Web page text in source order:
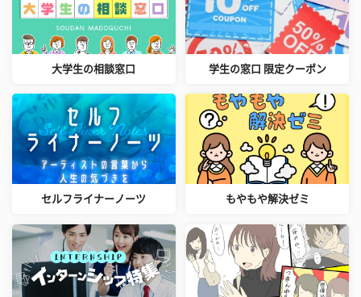
大学生の相談窓口 学生の窓口 限定クーポン
セルフライナーノーツ もやもや解決ゼミ